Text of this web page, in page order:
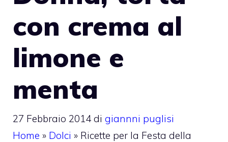
con crema al
limone e
menta
27 Febbraio 2014 di giannni puglisi
Home » Dolci » Ricette per la Festa della